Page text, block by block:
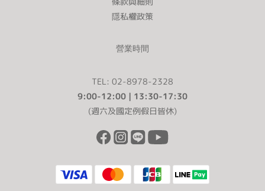
隱私權政策
營業時間
TEL: 02-8978-2328
9:00-12:00 | 13:30-17:30
(週六及國定例假日皆休)